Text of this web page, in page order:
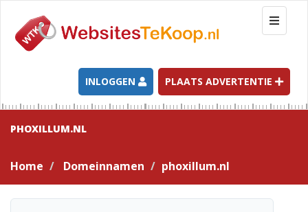
T
o
g
l
e
n
a
t
INLOGGEN PLAATS ADVERTENTIE
PHOXILLUM.NL
Home Domeinnamen phoxillum.nl